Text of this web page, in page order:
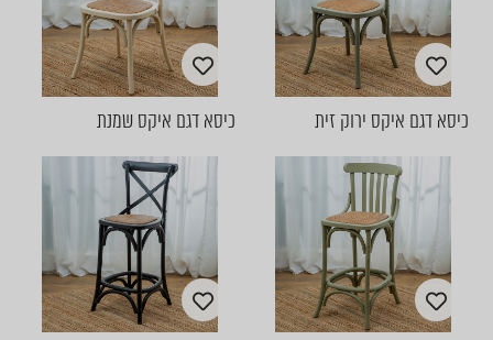
כיסא דגם איקס ירוק זית כיסא דגם איקס שמנת